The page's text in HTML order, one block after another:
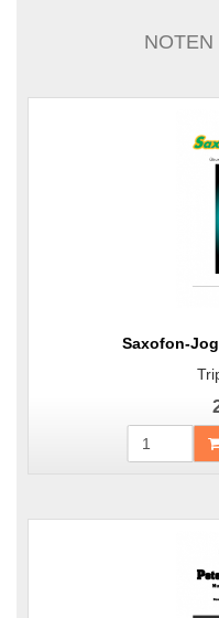
NOTEN
Saxofon-